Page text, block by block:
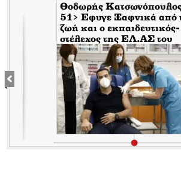
THE ONES WHO DO
MAGAZINE
Θοδωρής
51> Εφυγε Ξαφνικά από
ζωή και ο εκπαιδευτικός-
στέλεχος της EΛ.ΑΣ του
Τσίπρα, λίγο αφότου
ξαφνικά και ο Ανδρέας
Μπρακούλιας, 55 του
Mέρα25